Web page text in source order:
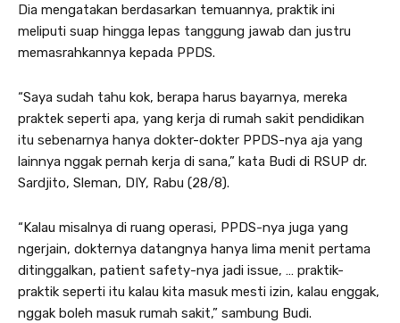
Dia mengatakan berdasarkan temuannya, praktik ini
meliputi suap hingga lepas tanggung jawab dan justru
memasrahkannya kepada PPDS.
“Saya sudah tahu kok, berapa harus bayarnya, mereka
praktek seperti apa, yang kerja di rumah sakit pendidikan
itu sebenarnya hanya dokter-dokter PPDS-nya aja yang
lainnya nggak pernah kerja di sana,” kata Budi di RSUP dr.
Sardjito, Sleman, DIY, Rabu (28/8).
“Kalau misalnya di ruang operasi, PPDS-nya juga yang
ngerjain, dokternya datangnya hanya lima menit pertama
ditinggalkan, patient safety-nya jadi issue, … praktik-
praktik seperti itu kalau kita masuk mesti izin, kalau enggak,
nggak boleh masuk rumah sakit,” sambung Budi.